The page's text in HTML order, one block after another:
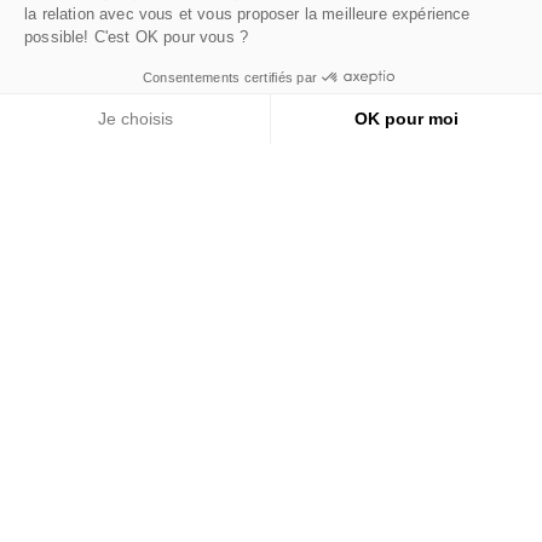
HEXAGONA
la relation avec vous et vous proposer la meilleure expérience
possible! C'est OK pour vous ?
Consentements certifiés par
Je choisis OK pour moi